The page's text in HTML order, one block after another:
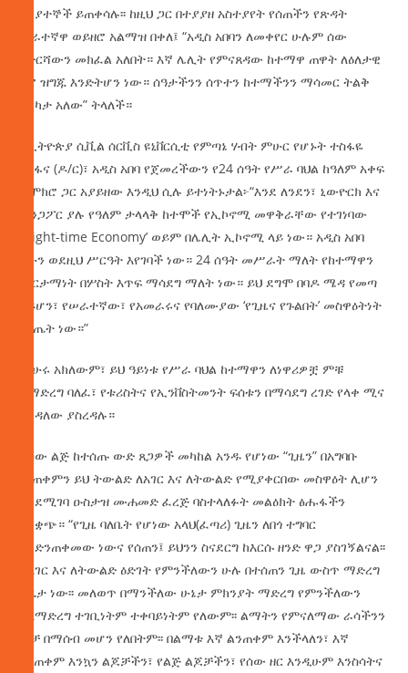
ሙያተኞች ይጠቀሳሉ፡፡ ከዚህ ጋር በተያያዘ አስተያየት የሰጠችን የጽዳት
ሠራተኛዋ ወይዘሮ አልማዝ በቀለ፤ “አዲስ አበባን ለመቀየር ሁሉም ሰው
የድርሻውን መክፈል አለበት። እኛ ሌሊት የምናጸዳው ከተማዋ ጠዋት ለዕለታዊ
ኑሮ ዝግጁ እንድትሆን ነው። ሰዓታችንን ሰጥተን ከተማችንን ማሳመር ትልቅ
እርካታ አለው” ትላለች።
በኢትዮጵያ ሲቪል ሰርቪስ ዩኒቨርሲቲ የምጣኔ ሃብት ምሁር የሆኑት ተስፋዬ
ጮፋና (ዶ/ር)፣ አዲስ አበባ የጀመረችውን የ24 ሰዓት የሥራ ባህል ከዓለም አቀፍ
ተሞክሮ ጋር አያይዘው እንዲህ ሲሉ ይተነትኑታል፦“እንደ ለንደን፣ ኒውዮርክ እና
ሲንጋፖር ያሉ የዓለም ታላላቅ ከተሞች የኢኮኖሚ መዋቅራቸው የተገነባው
‘Night-time Economy’ ወይም በሌሊት ኢኮኖሚ ላይ ነው። አዲስ አበባ
አሁን ወደዚህ ሥርዓት እየገባች ነው። 24 ሰዓት መሥራት ማለት የከተማዋን
ምርታማነት በሦስት እጥፍ ማሳደግ ማለት ነው። ይህ ደግሞ በባዶ ሜዳ የመጣ
ሳይሆን፣ የሠራተኛው፣ የአመራሩና የባለሙያው ‘የጊዜና የጉልበት’ መስዋዕትነት
ውጤት ነው።”
ምሁሩ አክለውም፣ ይህ ዓይነቱ የሥራ ባህል ከተማዋን ለነዋሪዎቿ ምቹ
ከማድረግ ባለፈ፣ የቱሪስትና የኢንቨስትመንት ፍሰቱን በማሳደግ ረገድ የላቀ ሚና
እንዳለው ያስረዳሉ።
ለሰው ልጅ ከተሰጡ ውድ ጸጋዎች መካከል አንዱ የሆነው “ጊዜን” በአግባቡ
መጠቀምን ይህ ትውልድ ለአገር እና ለትውልድ የሚያቀርበው መስዋዕት ሊሆን
እንደሚገባ ዑስታዝ ሙሐመድ ፈረጅ ባስተላለፉት መልዕክት ፅሑፋችን
እንቋጭ። “የጊዜ ባለቤት የሆነው አላህ(ፈጣሪ) ጊዜን ለበጎ ተግባር
እንድንጠቀመው ነውና የሰጠን፤ ይህንን ስናደርግ ከእርሱ ዘንድ ዋጋ ያስገኝልናል፡፡
ለአገር እና ለትውልድ ዕድገት የምንችለውን ሁሉ በተሰጠን ጊዜ ውስጥ ማድረግ
ግዴታ ነው፡፡ መለወጥ በማንችለው ሁኔታ ምክንያት ማድረግ የምንችለውን
አለማድረግ ተገቢነትም ተቀባይነትም የለውም፡፡ ልማትን የምናለማው ራሳችንን
ብቻ በማሰብ መሆን የለበትም፡፡ በልማቱ እኛ ልንጠቀም እንችላለን፣ እኛ
ባንጠቀም እንኳን ልጆቻችን፣ የልጅ ልጆቻችን፣ የሰው ዘር እንዲሁም እንስሳትና